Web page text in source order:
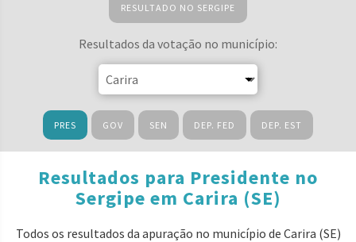
RESULTADO NO SERGIPE
Resultados da votação no município:
PRES GOV SEN DEP. FED DEP. EST
Resultados para Presidente no
Sergipe em Carira (SE)
Todos os resultados da apuração no município de Carira (SE)